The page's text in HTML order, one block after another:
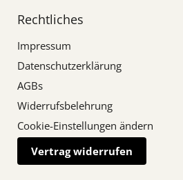
Rechtliches
Impressum
Datenschutzerklärung
AGBs
Widerrufsbelehrung
Cookie-Einstellungen ändern
Vertrag widerrufen